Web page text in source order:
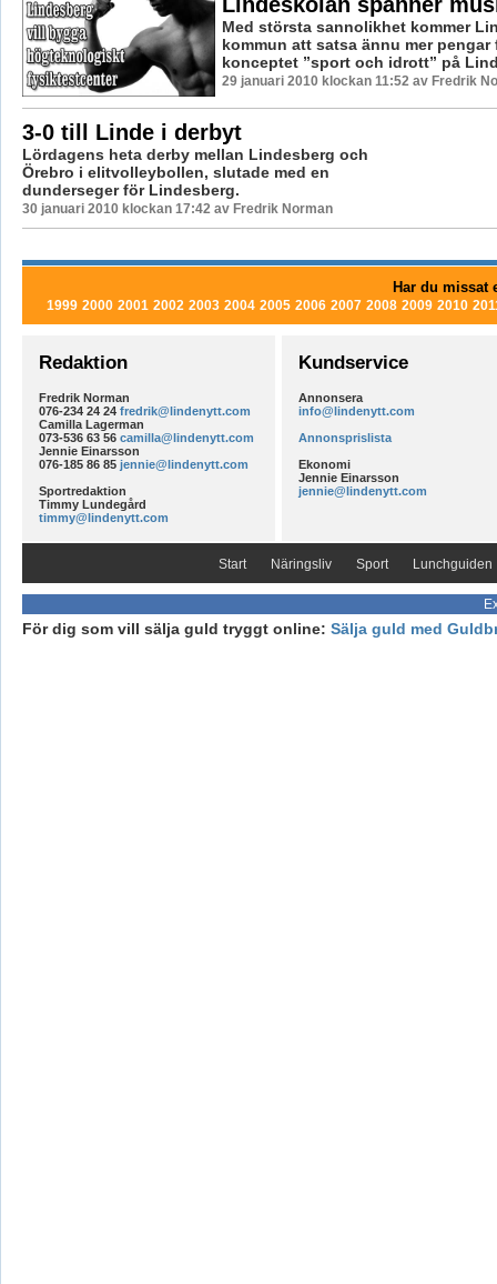
Lindeskolan spänner
Med största sannolikhet kommer
kommun att satsa ännu mer pengar
konceptet ”sport och idrott” på
29 januari 2010 klockan 11:52 av Fredrik
3-0 till Linde i derbyt
Lördagens heta derby mellan Lindesberg och
Örebro i elitvolleybollen, slutade med en
dunderseger för Lindesberg.
30 januari 2010 klockan 17:42 av Fredrik Norman
Har du missat
1999 2000 2001 2002 2003 2004 2005 2006 2007 2008 2009 2010
Redaktion
Fredrik Norman
076-234 24 24 fredrik@lindenytt.com
Camilla Lagerman
073-536 63 56 camilla@lindenytt.com
Jennie Einarsson
076-185 86 85 jennie@lindenytt.com
Sportredaktion
Timmy Lundegård
timmy@lindenytt.com
Kundservice
Annonsera
info@lindenytt.com
Annonsprislista
Ekonomi
Jennie Einarsson
jennie@lindenytt.com
Start Näringsliv Sport Lunchguiden
För dig som vill sälja guld tryggt online: Sälja guld med